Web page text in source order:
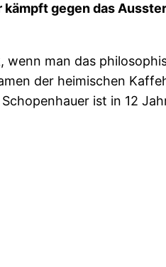
gegen das
wenn man das
der heimischen
ist in 12